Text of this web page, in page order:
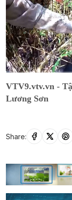
VTV9.vtv.vn -
Lương Sơn
Share: